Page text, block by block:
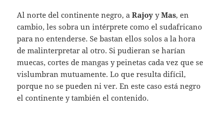
Al norte del continente negro, aRajoy yMas, en
cambio, les sobra un intérprete como el sudafricano
para no entenderse. Se bastan ellos solos a la hora
de malinterpretar al otro. Si pudieran se harían
muecas, cortes de mangas y peinetas cada vez que se
vislumbran mutuamente. Lo que resulta difícil,
porque no se pueden ni ver. En este caso está negro
el continente y también el contenido.